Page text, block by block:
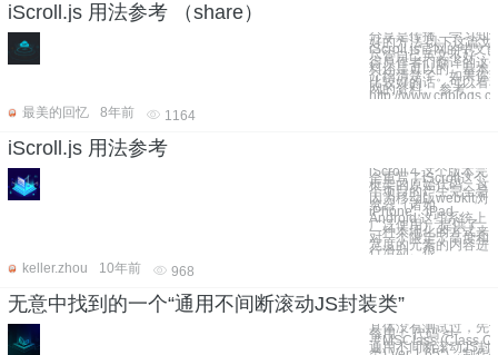
iScroll.js 用法参考 （share）
分享是传播、学习知
好的方法 以下这篇文
iScroll.js官网的中文
尽管自己英文不好，
得原作者们翻译的这
料还是可以的，基本
介绍清楚了。如果你
比较好的话，可以看
网的资料。 参考：
http://
最美的回忆
8年前 1164
iScroll.js 用法参考
iScroll 4 这个版本完
全重写了iScroll这个
框架的原始代码。这
个项目的产生完全是
因为移动版webkit浏
览器（诸如
iPhone，iPad，
Android 这些系统上
广泛使用） 提供了
一种本地化的方式来
对一个限定了高度和
宽度的元素的内容进
行滑动。很
keller.zhou
10年前 968
无意中找到的一个“通用不间断滚动JS封装类”
具体没有测试过，先
备用！ 代码 <!-
-/*MSClass (Class
通用不间断滚动JS封